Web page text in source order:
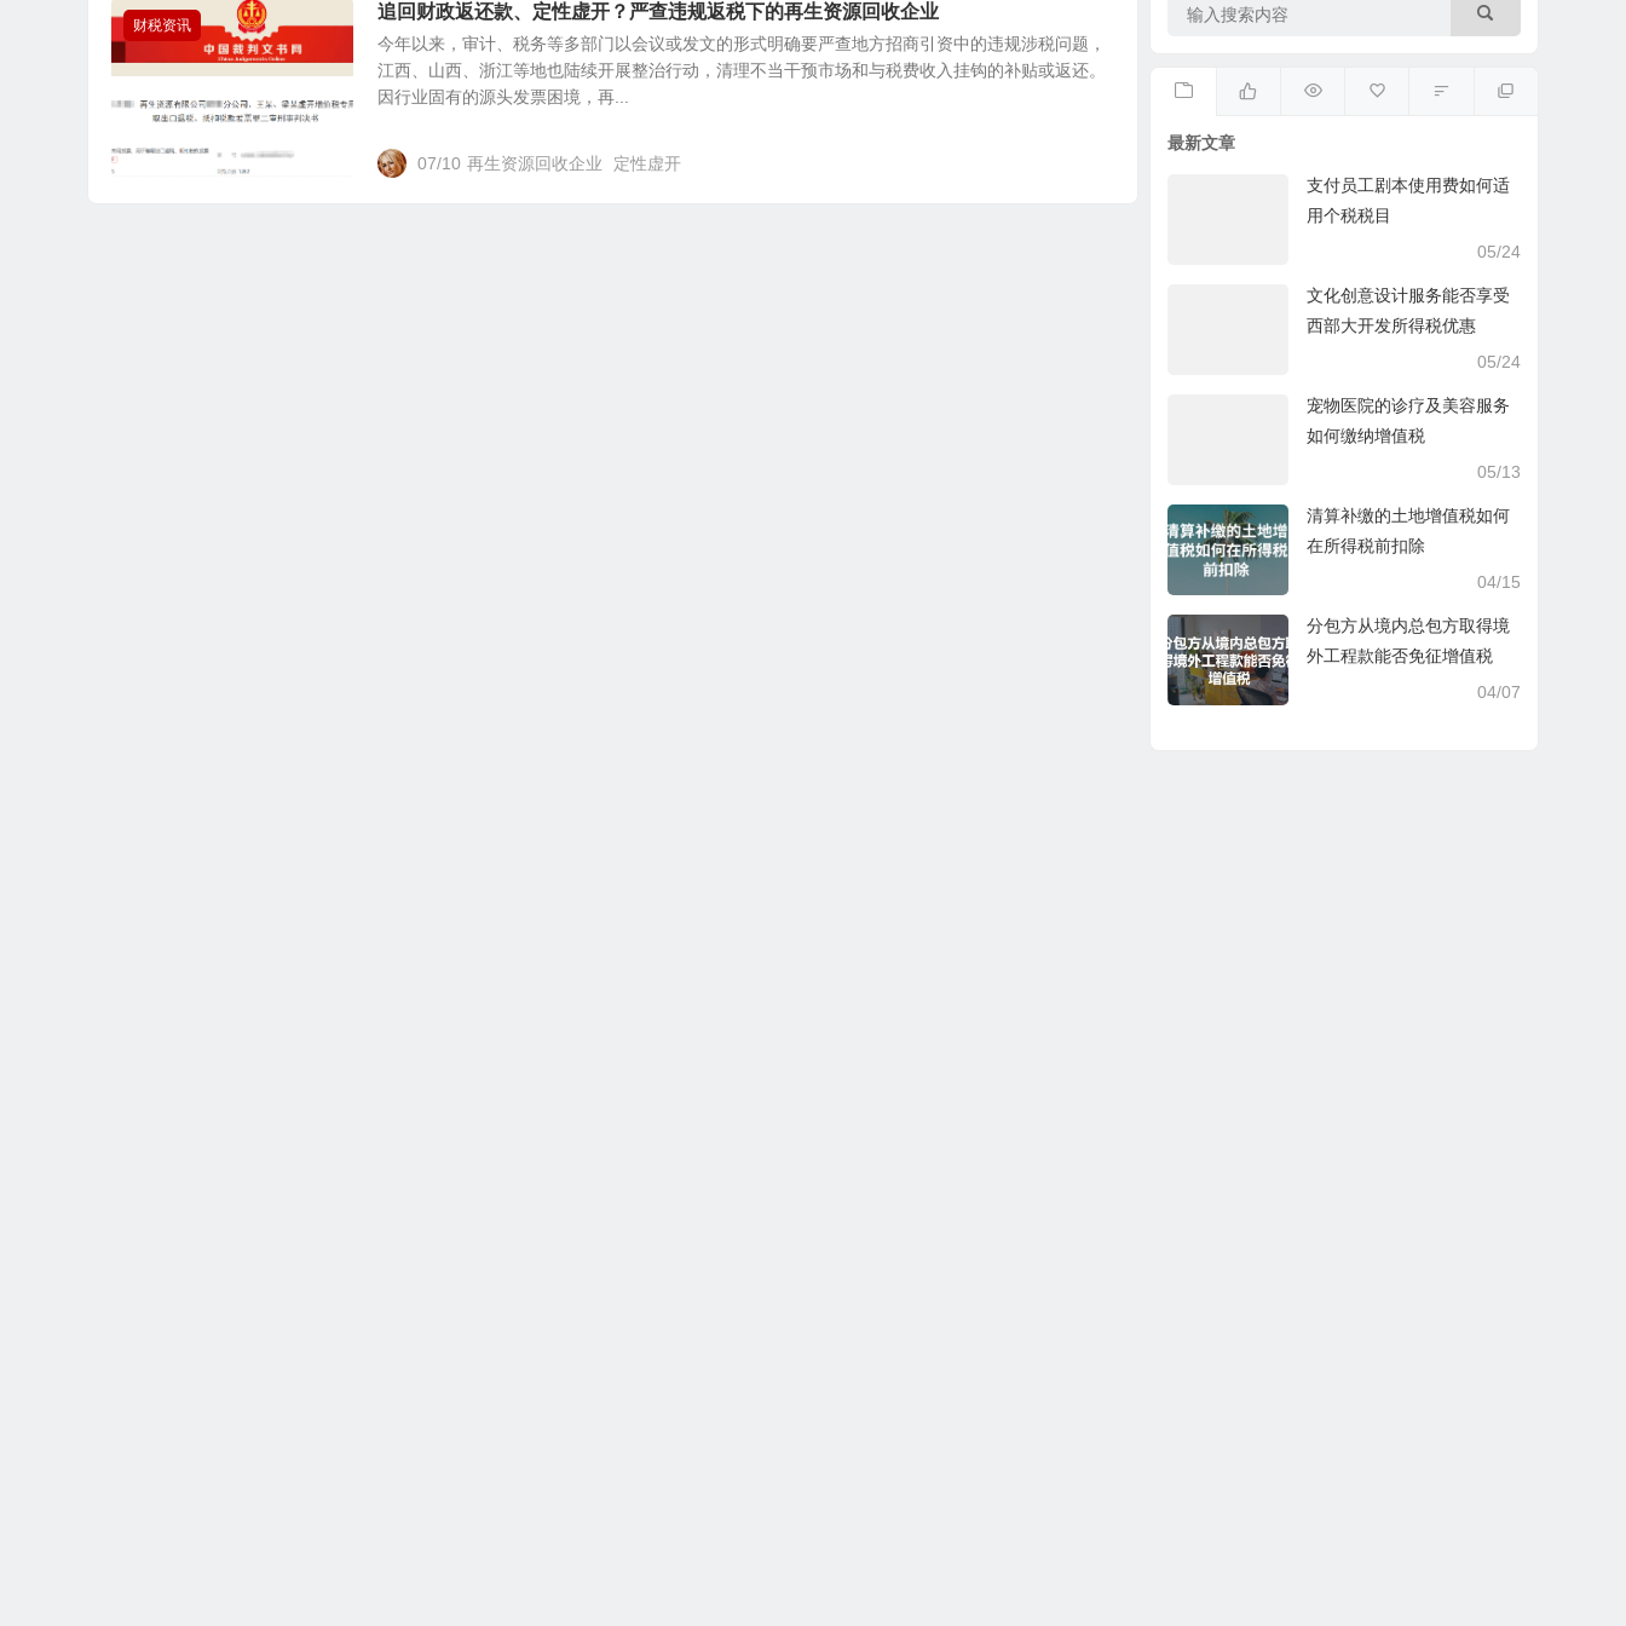
财税资讯
追回财政返还款、定性虚开？严查违规返税下的再生资源回收企业
今年以来，审计、税务等多部门以会议或发文的形式明确要严查地方招商引资中的违规涉税问题，
江西、山西、浙江等地也陆续开展整治行动，清理不当干预市场和与税费收入挂钩的补贴或返还。
因行业固有的源头发票困境，再...
07/10 再生资源回收企业 定性虚开
最新文章
支付员工剧本使用费如何适
用个税税目
05/24
文化创意设计服务能否享受
西部大开发所得税优惠
05/24
宠物医院的诊疗及美容服务
如何缴纳增值税
05/13
清算补缴的土地增值税如何
在所得税前扣除
04/15
分包方从境内总包方取得境
外工程款能否免征增值税
04/07